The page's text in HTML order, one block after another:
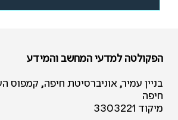
הפקולטה למדעי המחשב והמידע
חיפה
מיקוד 3303221